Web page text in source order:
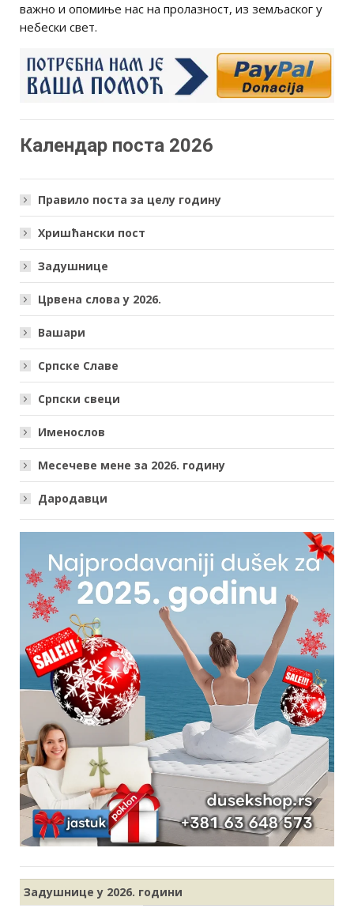
важно и опомиње нас на пролазност, из земљаског у
небески свет.
Календар поста 2026
Правило поста за целу годину
Хришћански пост
Задушнице
Црвена слова у 2026.
Вашари
Српске Славе
Српски свеци
Именослов
Месечеве мене за 2026. годину
Дародавци
Задушнице у 2026. години